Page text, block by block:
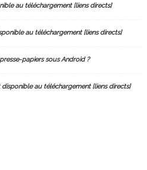
au téléchargement [liens directs]
au téléchargement [liens directs]
papiers sous Android ?
disponible au téléchargement [liens directs]